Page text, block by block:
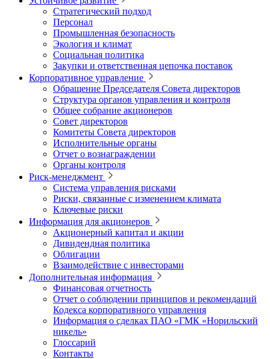
Стратегический подход
Персонал
Промышленная безопасность
Экология и климат
Социальная политика
Закупки и ответственная цепочка поставок
Корпоративное управление
Обращение Председателя Совета директоров
Структура органов управления и контроля
Общее собрание акционеров
Совет директоров
Комитеты Совета директоров
Исполнительные органы
Отчет о вознаграждении
Органы контроля
Риск-менеджмент
Система управления рисками
Риски, связанные с изменением климата
Ключевые риски
Информация для акционеров
Акционерный капитал и акции
Дивидендная политика
Облигации
Взаимодействие с инвесторами
Дополнительная информация
Финансовая отчетность
Отчет о соблюдении принципов и рекомендаций
Кодекса корпоративного управления
Информация о сделках ПАО «ГМК «Норильский
никель»
Глоссарий
Контакты